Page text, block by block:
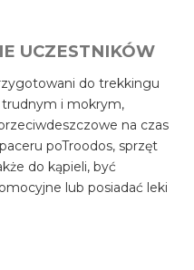
UCZESTNIKÓW
do trekkingu
trudnym i mokrym,
na czas
poTroodos, sprzęt
do kąpieli, być
lub posiadać leki